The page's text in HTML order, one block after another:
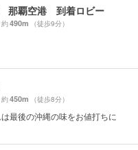
那覇空港 到着ロビー
490m （徒歩9分）
450m （徒歩8分）
最後の沖縄の味をお値打ちに